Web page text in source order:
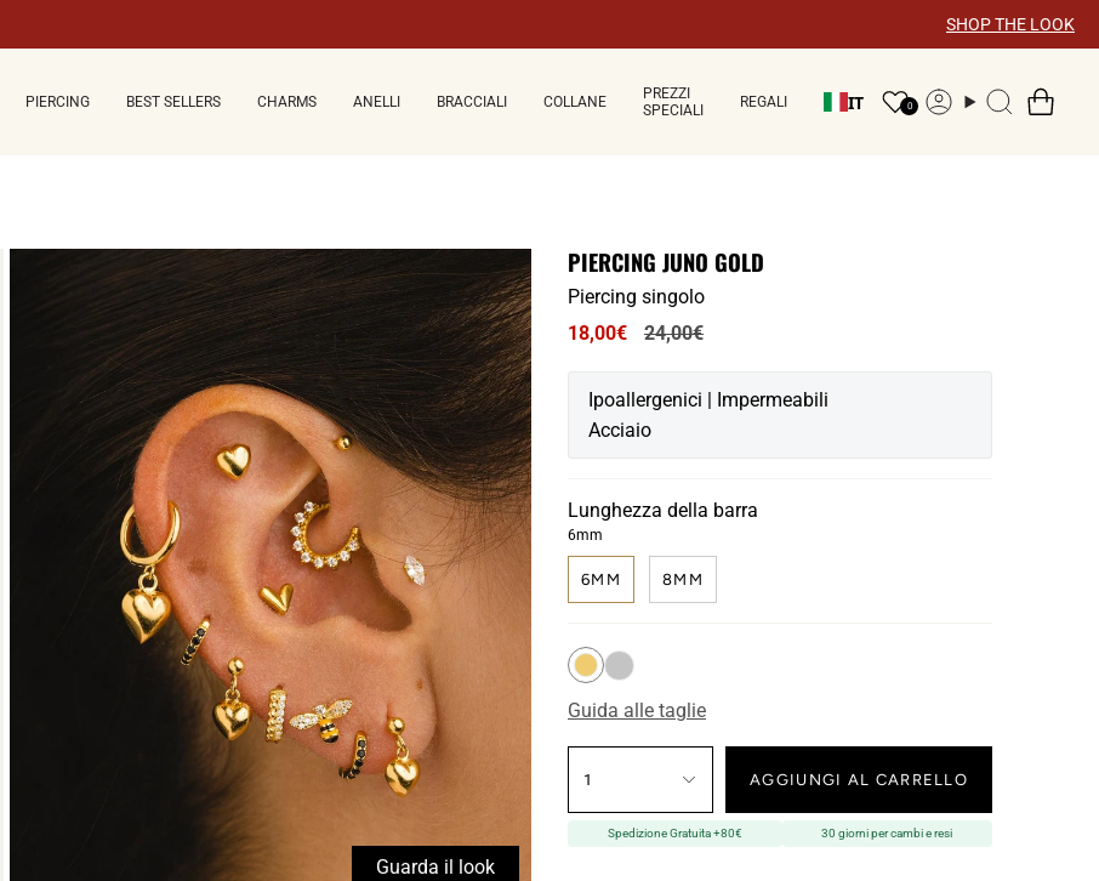
SHOP THE LOOK
PIERCING BEST SELLERS CHARMS ANELLI BRACCIALI COLLANE
PREZZI
SPECIALI
REGALI IT 0 Account
Ricerca
Guarda il look
×
PIERCING JUNO GOLD
Piercing singolo
18,00€
Prezzo
24,00€
Ipoallergenici | Impermeabili
Acciaio
Lunghezza della barra
6mm
6MM 8MM
Guida alle taglie
1 AGGIUNGI AL CARRELLO
Spedizione Gratuita +80€ 30 giorni per cambi e resi